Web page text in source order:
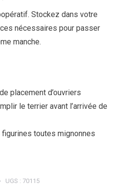
Stockez dans votre
nécessaires pour passer
manche.
placement d’ouvriers
le terrier avant l’arrivée de
toutes mignonnes
UGS : 70115